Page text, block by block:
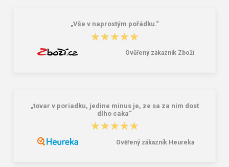
„Vše v naprostým pořádku.“
★★★★★
★★★★★
Ověřený zákazník Zboží
„tovar v poriadku, jedine minus je, ze sa za nim dost
dlho caka“
★★★★★
★★★★★
Ověřený zákazník Heureka